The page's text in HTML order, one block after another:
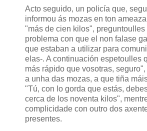
Acto seguido, un policía que,
informou ás mozas en ton
"más de cien kilos", preguntoulles
problema con que el non falase
que estaban a utilizar para
elas-. A continuación espetoulles
más rápido que vosotras,
a unha das mozas, a que tiña
"Tú, con lo gorda que estás,
cerca de los noventa kilos",
complicidade con outro dos
presentes.